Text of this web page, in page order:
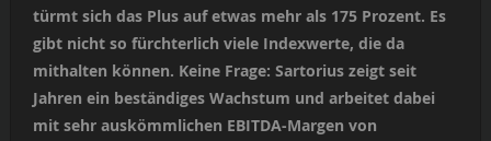
türmt sich das Plus auf etwas mehr als 175 Prozent. Es
gibt nicht so fürchterlich viele Indexwerte, die da
mithalten können. Keine Frage: Sartorius zeigt seit
Jahren ein beständiges Wachstum und arbeitet dabei
mit sehr auskömmlichen EBITDA-Margen von